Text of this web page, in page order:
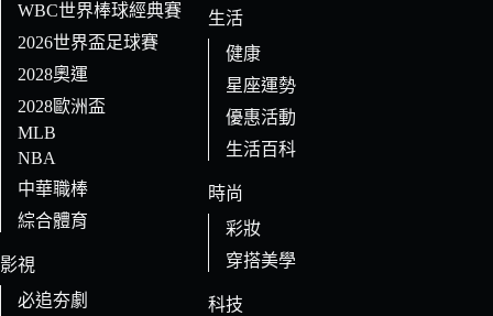
WBC世界棒球經典賽
2026世界盃足球賽
2028奧運
2028歐洲盃
MLB
NBA
中華職棒
綜合體育
影視
必追夯劇
生活
健康
星座運勢
優惠活動
生活百科
時尚
彩妝
穿搭美學
科技